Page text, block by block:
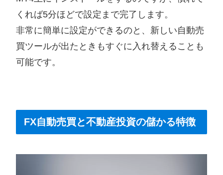
くれば5分ほどで設定まで完了します。
非常に簡単に設定ができるのと、新しい自動売
買ツールが出たときもすぐに入れ替えることも
可能です。
FX自動売買と不動産投資の儲かる特徴